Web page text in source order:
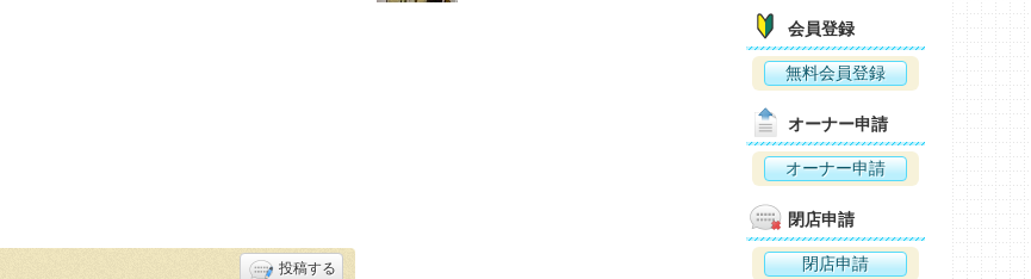
投稿する
会員登録
無料会員登録
オーナー申請
オーナー申請
閉店申請
閉店申請